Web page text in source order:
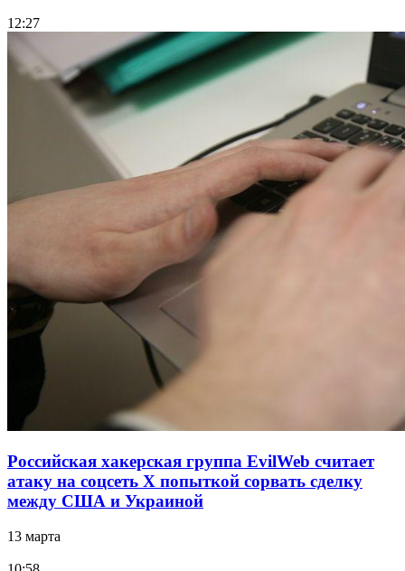
12:27
Российская хакерская группа EvilWeb считает
атаку на соцсеть Х попыткой сорвать сделку
между США и Украиной
13 марта